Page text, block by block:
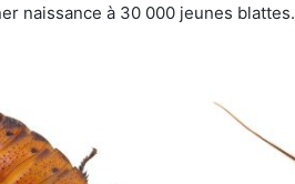
naissance à 30 000 jeunes blattes.